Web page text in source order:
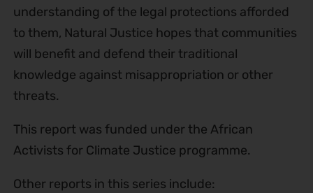
understanding of the legal protections afforded
to them, Natural Justice hopes that communities
will benefit and defend their traditional
knowledge against misappropriation or other
threats.
This report was funded under the African
Activists for Climate Justice programme.
Other reports in this series include: